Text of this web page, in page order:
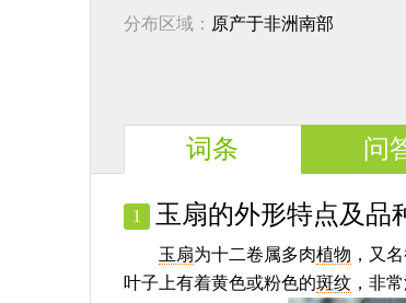
分布区域： 原产于非洲南部
词条 问
1 玉扇的外形特点及品
玉扇为十二卷属多肉植物 ，又
叶子上有着黄色或粉色的斑纹 ，非